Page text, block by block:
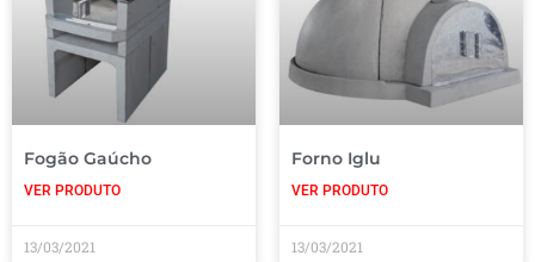
Fogão Gaúcho
VER PRODUTO
13/03/2021
Forno Iglu
VER PRODUTO
13/03/2021